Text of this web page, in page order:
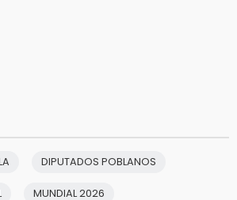
DIPUTADOS POBLANOS
MUNDIAL 2026